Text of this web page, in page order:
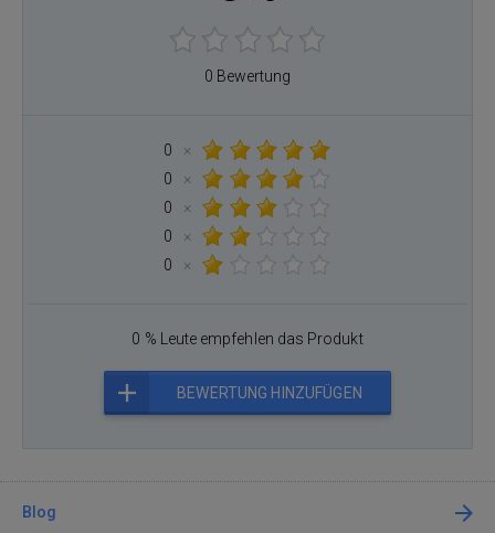
0 Bewertung
0
×
0
×
0
×
0
×
0
×
0 % Leute empfehlen das Produkt
BEWERTUNG HINZUFÜGEN
Blog